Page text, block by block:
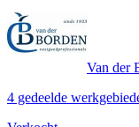
Van der
4 gedeelde